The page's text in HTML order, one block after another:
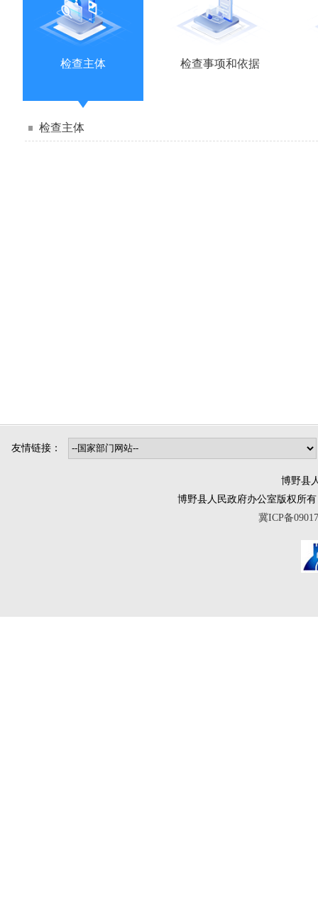
检查主体 检查事项和依据
检查主体
友情链接：
博野县
博野县人民政府办公室版权所有
冀ICP备